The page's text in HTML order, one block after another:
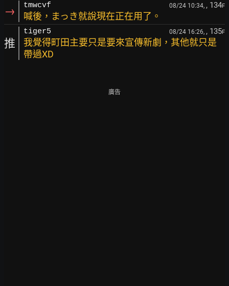
→ tmwcvf 08/24 10:34, , 134F
喊後，まっき就說現在正在用了。
推
tiger5 08/24 16:26, , 135F
我覺得町田主要只是要來宣傳新劇，其他就只是
帶過XD
廣告